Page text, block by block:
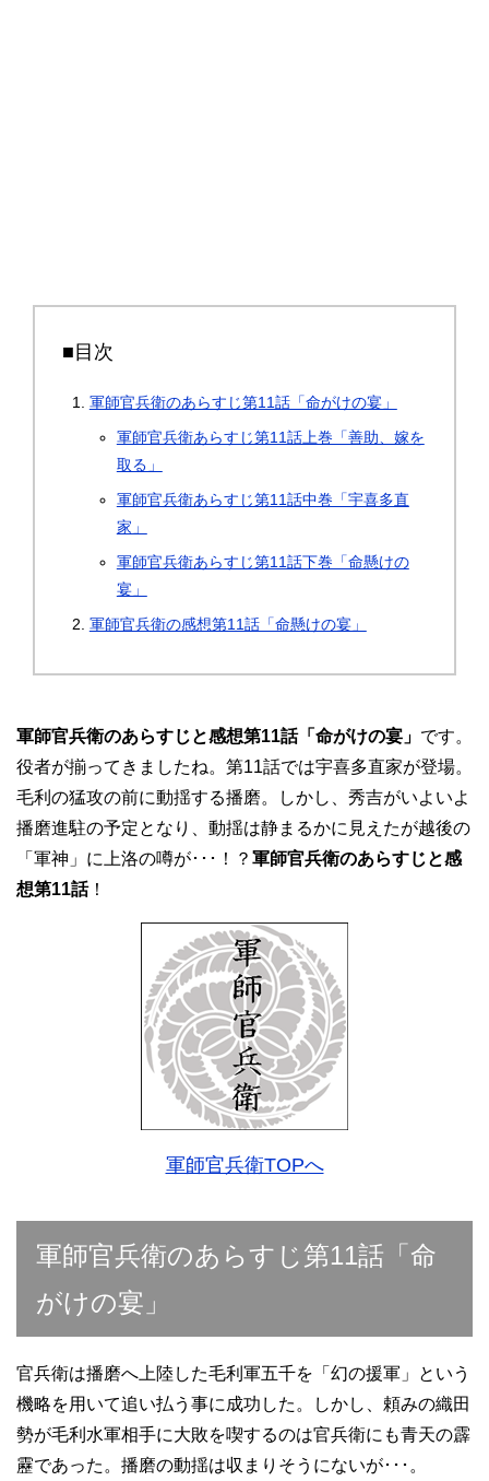
■目次
軍師官兵衛のあらすじ第11話「命がけの宴」
軍師官兵衛あらすじ第11話上巻「善助、嫁を
取る」
軍師官兵衛あらすじ第11話中巻「宇喜多直
家」
軍師官兵衛あらすじ第11話下巻「命懸けの
宴」
軍師官兵衛の感想第11話「命懸けの宴」
軍師官兵衛のあらすじと感想第11話「命がけの宴」 です。
役者が揃ってきましたね。第11話では宇喜多直家が登場。
毛利の猛攻の前に動揺する播磨。しかし、秀吉がいよいよ
播磨進駐の予定となり、動揺は静まるかに見えたが越後の
「軍神」に上洛の噂が･･･！？ 軍師官兵衛のあらすじと感
想第11話！
軍師官兵衛TOPへ
軍師官兵衛のあらすじ第11話「命
がけの宴」
官兵衛は播磨へ上陸した毛利軍五千を「幻の援軍」という
機略を用いて追い払う事に成功した。しかし、頼みの織田
勢が毛利水軍相手に大敗を喫するのは官兵衛にも青天の霹
靂であった。播磨の動揺は収まりそうにないが･･･。